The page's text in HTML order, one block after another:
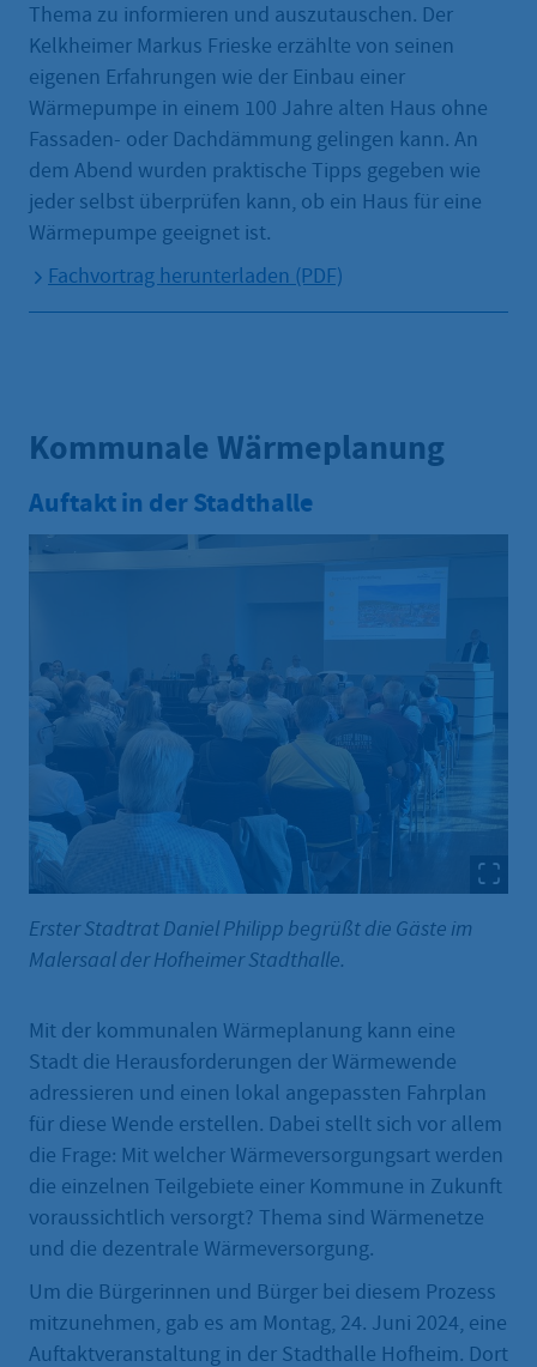
Thema zu informieren und auszutauschen. Der
Kelkheimer Markus Frieske erzählte von seinen
eigenen Erfahrungen wie der Einbau einer
Wärmepumpe in einem 100 Jahre alten Haus ohne
Fassaden- oder Dachdämmung gelingen kann. An
dem Abend wurden praktische Tipps gegeben wie
jeder selbst überprüfen kann, ob ein Haus für eine
Wärmepumpe geeignet ist.
Fachvortrag herunterladen (PDF)
Kommunale Wärmeplanung
Auftakt in der Stadthalle
Erster Stadtrat Daniel Philipp begrüßt die Gäste im
Malersaal der Hofheimer Stadthalle.
Mit der kommunalen Wärmeplanung kann eine
Stadt die Herausforderungen der Wärmewende
adressieren und einen lokal angepassten Fahrplan
für diese Wende erstellen. Dabei stellt sich vor allem
die Frage: Mit welcher Wärmeversorgungsart werden
die einzelnen Teilgebiete einer Kommune in Zukunft
voraussichtlich versorgt? Thema sind Wärmenetze
und die dezentrale Wärmeversorgung.
Um die Bürgerinnen und Bürger bei diesem Prozess
mitzunehmen, gab es am Montag, 24. Juni 2024, eine
Auftaktveranstaltung in der Stadthalle Hofheim. Dort